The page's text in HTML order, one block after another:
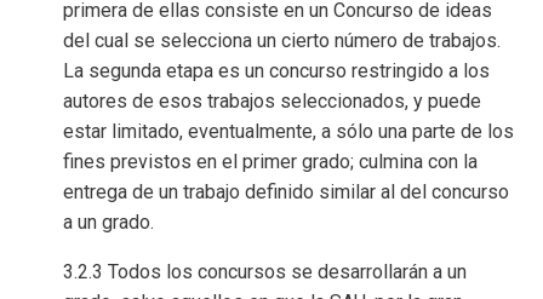
primera de ellas consiste en un Concurso de ideas
del cual se selecciona un cierto número de trabajos.
La segunda etapa es un concurso restringido a los
autores de esos trabajos seleccionados, y puede
estar limitado, eventualmente, a sólo una parte de los
fines previstos en el primer grado; culmina con la
entrega de un trabajo definido similar al del concurso
a un grado.
3.2.3 Todos los concursos se desarrollarán a un